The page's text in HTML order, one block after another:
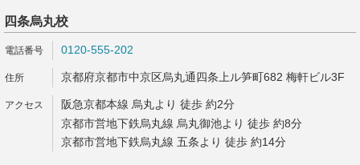
四条烏丸校
0120-555-202
京都府京都市中京区烏丸通四条上ル笋町682 梅軒ビル3F
阪急京都本線 烏丸より 徒歩 約2分
京都市営地下鉄烏丸線 烏丸御池より 徒歩 約8分
京都市営地下鉄烏丸線 五条より 徒歩 約14分